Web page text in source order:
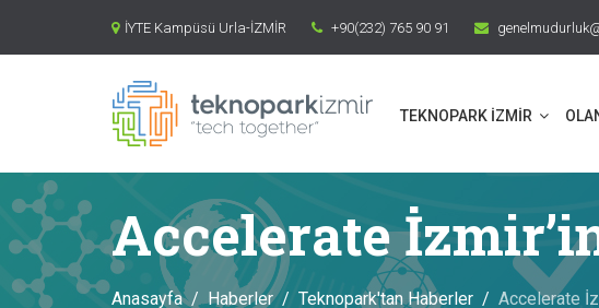
İYTE Kampüsü Urla-İZMİR +90(232) 765 90 91
TEKNOPARK İZMİR
Accelerate
Anasayfa Haberler Teknopark'tan Haberler Accelerate